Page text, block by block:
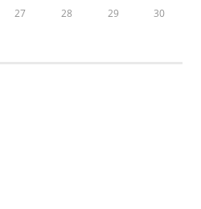
27 28 29 30